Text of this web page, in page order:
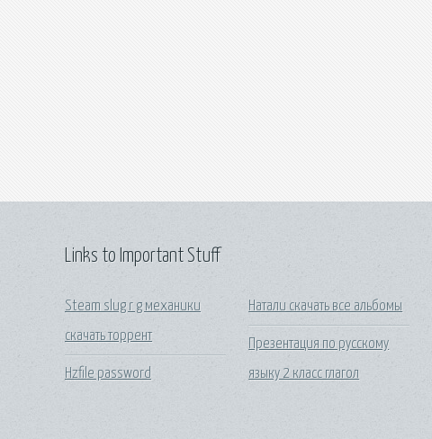
Links to Important Stuff
Steam slug r g механики
скачать торрент
Hzfile password
Натали скачать все альбомы
Презентация по русскому
языку 2 класс глагол